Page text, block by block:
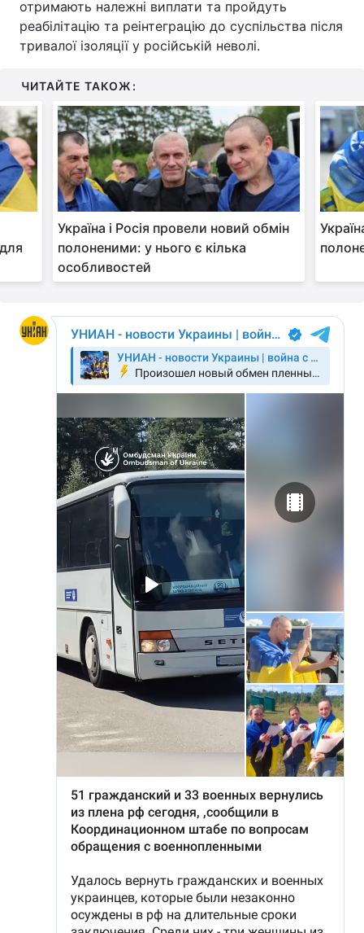
отримають належні виплати та пройдуть
реабілітацію та реінтеграцію до суспільства після
тривалої ізоляції у російській неволі.
ЧИТАЙТЕ ТАКОЖ:
Україна і Росія провели новий обмін
полоненими: у нього є кілька
особливостей